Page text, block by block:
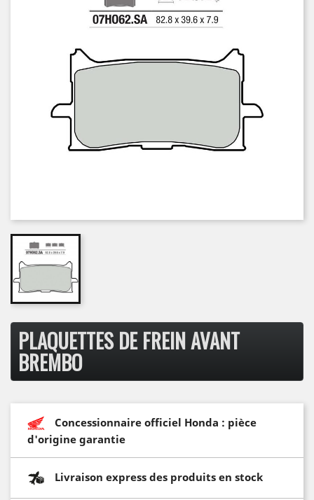
PLAQUETTES DE FREIN AVANT
BREMBO
Concessionnaire officiel Honda : pièce
d'origine garantie
Livraison express des produits en stock